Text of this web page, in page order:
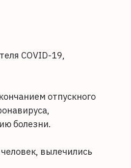
COVID-19,
отпускного
болезни.
вылечились